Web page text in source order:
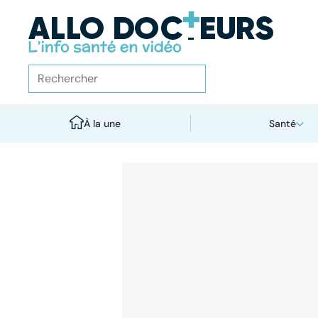
À la une Santé